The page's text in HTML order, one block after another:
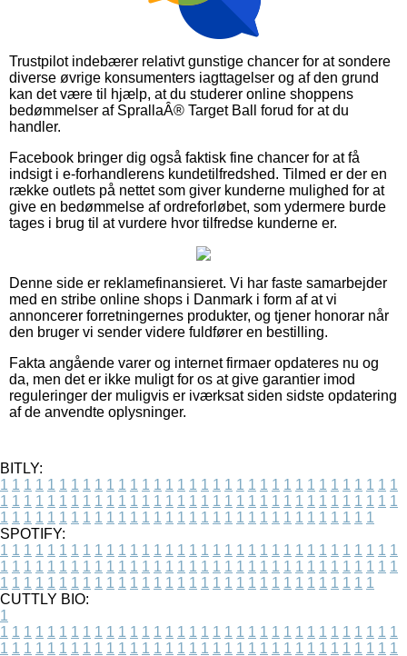
Trustpilot indebærer relativt gunstige chancer for at sondere
diverse øvrige konsumenters iagttagelser og af den grund
kan det være til hjælp, at du studerer online shoppens
bedømmelser af SprallaÂ® Target Ball forud for at du
handler.
Facebook bringer dig også faktisk fine chancer for at få
indsigt i e-forhandlerens kundetilfredshed. Tilmed er der en
række outlets på nettet som giver kunderne mulighed for at
give en bedømmelse af ordreforløbet, som ydermere burde
tages i brug til at vurdere hvor tilfredse kunderne er.
Denne side er reklamefinansieret. Vi har faste samarbejder
med en stribe online shops i Danmark i form af at vi
annoncerer forretningernes produkter, og tjener honorar når
den bruger vi sender videre fuldfører en bestilling.
Fakta angående varer og internet firmaer opdateres nu og
da, men det er ikke muligt for os at give garantier imod
reguleringer der muligvis er iværksat siden sidste opdatering
af de anvendte oplysninger.
BITLY:
1 1 1 1 1 1 1 1 1 1 1 1 1 1 1 1 1 1 1 1 1 1 1 1 1 1 1 1 1 1 1 1 1 1
1 1 1 1 1 1 1 1 1 1 1 1 1 1 1 1 1 1 1 1 1 1 1 1 1 1 1 1 1 1 1 1 1 1
1 1 1 1 1 1 1 1 1 1 1 1 1 1 1 1 1 1 1 1 1 1 1 1 1 1 1 1 1 1 1 1
SPOTIFY:
1 1 1 1 1 1 1 1 1 1 1 1 1 1 1 1 1 1 1 1 1 1 1 1 1 1 1 1 1 1 1 1 1 1
1 1 1 1 1 1 1 1 1 1 1 1 1 1 1 1 1 1 1 1 1 1 1 1 1 1 1 1 1 1 1 1 1 1
1 1 1 1 1 1 1 1 1 1 1 1 1 1 1 1 1 1 1 1 1 1 1 1 1 1 1 1 1 1 1 1
CUTTLY BIO:
1
1 1 1 1 1 1 1 1 1 1 1 1 1 1 1 1 1 1 1 1 1 1 1 1 1 1 1 1 1 1 1 1 1 1
1 1 1 1 1 1 1 1 1 1 1 1 1 1 1 1 1 1 1 1 1 1 1 1 1 1 1 1 1 1 1 1 1 1